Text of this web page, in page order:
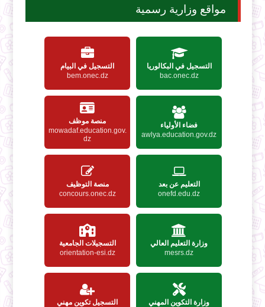
مواقع وزارية رسمية
التسجيل في البكالوريا
bac.onec.dz
التسجيل في البيام
bem.onec.dz
فضاء الأولياء
awlya.education.gov.dz
منصة موظف
mowadaf.education.gov.
dz
التعليم عن بعد
onefd.edu.dz
منصة التوظيف
concours.onec.dz
وزارة التعليم العالي
mesrs.dz
التسجيلات الجامعية
orientation-esi.dz
وزارة التكوين المهني
التسجيل تكوين مهني